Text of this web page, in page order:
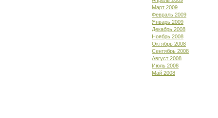
Март 2009
Февраль 2009
Январь 2009
Декабрь 2008
Ноябрь 2008
Октябрь 2008
Сентябрь 2008
Август 2008
Июль 2008
Май 2008